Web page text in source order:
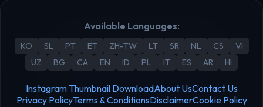
Available Languages:
KO SL PT ET ZH-TW LT SR NL CS
VI
UZ
BG CA EN ID PL IT ES AR HI
Instagram Thumbnail DownloadAbout UsContact Us
Privacy PolicyTerms & ConditionsDisclaimerCookie Policy